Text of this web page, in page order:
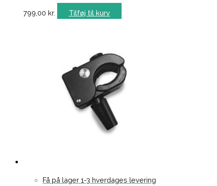
799,00 kr. Tilføj til kurv
Få på lager 1-3 hverdages levering